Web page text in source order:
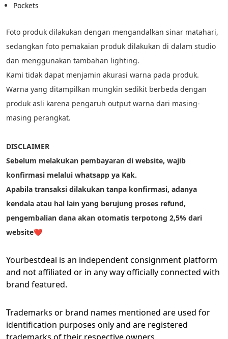
Pockets
Foto produk dilakukan dengan mengandalkan sinar matahari,
sedangkan foto pemakaian produk dilakukan di dalam studio
dan menggunakan tambahan lighting.
Kami tidak dapat menjamin akurasi warna pada produk.
Warna yang ditampilkan mungkin sedikit berbeda dengan
produk asli karena pengaruh output warna dari masing-
masing perangkat.
DISCLAIMER
Sebelum melakukan pembayaran di website, wajib
konfirmasi melalui whatsapp ya Kak.
Apabila transaksi dilakukan tanpa konfirmasi, adanya
kendala atau hal lain yang berujung proses refund,
pengembalian dana akan otomatis terpotong 2,5% dari
website❤️
Yourbestdeal is an independent consignment platform
and not affiliated or in any way officially connected with
brand featured.
Trademarks or brand names mentioned are used for
identification purposes only and are registered